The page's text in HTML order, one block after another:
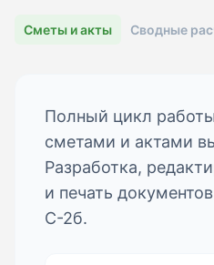
Сметы и акты Сводные
Полный цикл
сметами и актами
Разработка,
и печать
С-2б.